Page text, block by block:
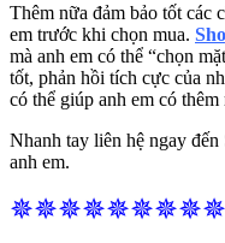
Thêm nữa đảm bảo tốt các
em trước khi chọn mua.
mà anh em có thể “chọn
tốt, phản hồi tích cực của
có thể giúp anh em có
Nhanh tay liên hệ ngay
anh em.